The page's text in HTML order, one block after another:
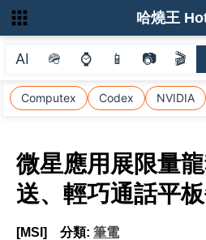
AI 🪖 ⌚ 📱 📷 🎬
Computex Codex NVIDIA
哈燒王
微星應用展限量
送、輕巧通話平
[MSI] 分類: 筆電